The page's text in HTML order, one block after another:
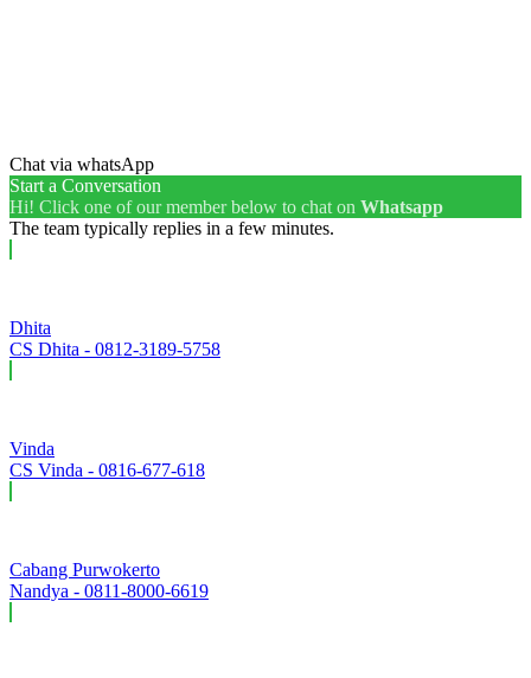
Chat via whatsApp
Start a Conversation
Hi! Click one of our member below to chat on Whatsapp
The team typically replies in a few minutes.
Dhita
CS Dhita - 0812-3189-5758
Vinda
CS Vinda - 0816-677-618
Cabang Purwokerto
Nandya - 0811-8000-6619